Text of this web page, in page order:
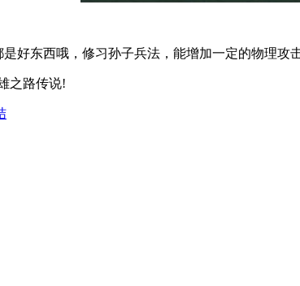
东西哦，修习孙子兵法，能增加一定的物理攻
之路传说!